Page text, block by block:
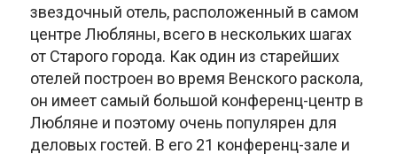
звездочный отель, расположенный в самом
центре Любляны, всего в нескольких шагах
от Старого города. Как один из старейших
отелей построен во время Венского раскола,
он имеет самый большой конференц-центр в
Любляне и поэтому очень популярен для
деловых гостей. В его 21 конференц-зале и